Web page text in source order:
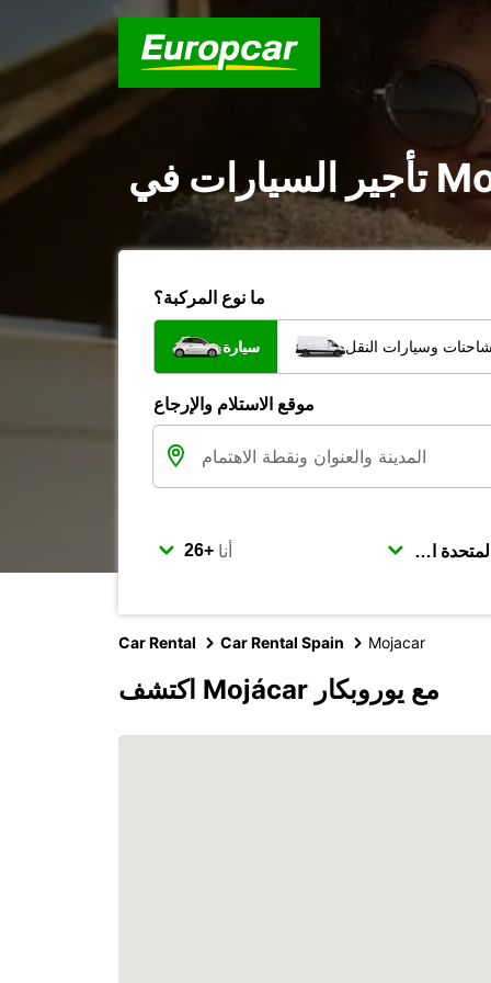
ما نوع المركبة؟
سيارة وسيارات النقل
موقع الاستلام والإرجاع
أنا
Car Rental Car Rental Spain Mojacar
اكتشف Mojácar مع يوروبكار